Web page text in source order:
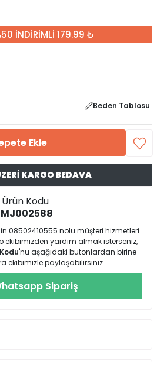
İNDİRİMLİ 179.99 ₺
Beden Tablosu
Ekle
KARGO BEDAVA
Ürün Kodu
08502410555 nolu müşteri hizmetleri
ekibimizden yardım almak isterseniz,
'nu aşağıdaki butonlardan birine
ekibimizle paylaşabilirsiniz.
Sipariş